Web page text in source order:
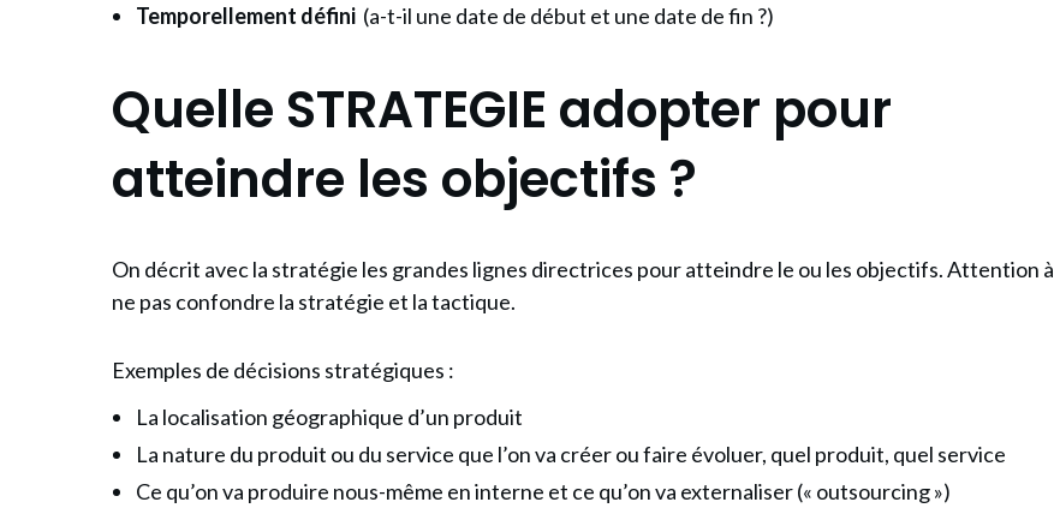
Temporellement défini (a-t-il une date de début et une date de fin ?)
Quelle STRATEGIE adopter pour
atteindre les objectifs ?
On décrit avec la stratégie les grandes lignes directrices pour atteindre le ou les objectifs. Attention à
ne pas confondre la stratégie et la tactique.
Exemples de décisions stratégiques :
La localisation géographique d’un produit
La nature du produit ou du service que l’on va créer ou faire évoluer, quel produit, quel service
Ce qu’on va produire nous-même en interne et ce qu’on va externaliser (« outsourcing »)